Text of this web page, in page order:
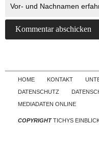
Vor- und Nachnamen
HOME KONTAKT
DATENSCHUTZ
MEDIADATEN ONLINE
COPYRIGHTTICHYS